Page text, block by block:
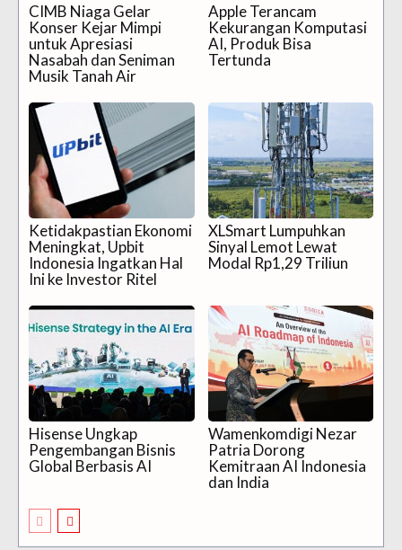
CIMB Niaga Gelar
Konser Kejar Mimpi
untuk Apresiasi
Nasabah dan Seniman
Musik Tanah Air
Apple Terancam
Kekurangan Komputasi
AI, Produk Bisa
Tertunda
Ketidakpastian Ekonomi
Meningkat, Upbit
Indonesia Ingatkan Hal
Ini ke Investor Ritel
XLSmart Lumpuhkan
Sinyal Lemot Lewat
Modal Rp1,29 Triliun
Hisense Ungkap
Pengembangan Bisnis
Global Berbasis AI
Wamenkomdigi Nezar
Patria Dorong
Kemitraan AI Indonesia
dan India